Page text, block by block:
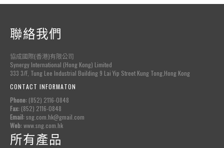
聯絡我們
協成國際(香港)有限公司
Synergy International (Hong Kong) Limited
333 3/F, Tung Lee Industrial Building 9 Lai Yip Street Kung Tong,Hong Kong
CONTACT INFORMATON
Phone: (852) 2116-0848
Fax: (852) 2116-0848
Email:sng.com.hk@gmail.com
Web:www.sng.com.hk
所有產品